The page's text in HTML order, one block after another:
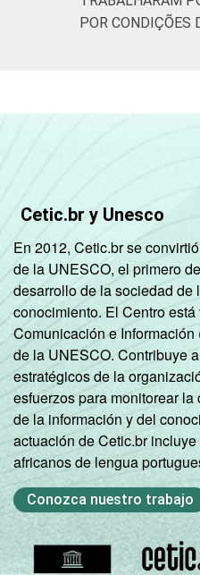
POR CONDIÇÕES
Cetic.br y Unesco
En 2012, Cetic.br se
de la UNESCO, el primero
desarrollo de la sociedad de
conocimiento. El Centro
Comunicación e
de la UNESCO. Contribuye
estratégicos de la
esfuerzos para monitorear
de la información y del
actuación de Cetic.br
africanos de lengua
Conozca nuestro trabajo